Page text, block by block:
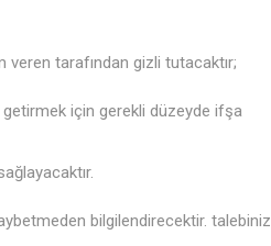
tarafından gizli tutacaktır;
için gerekli düzeyde ifşa
bilgilendirecektir. talebiniz